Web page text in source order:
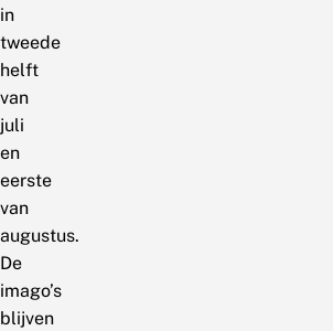
in
tweede
helft
van
juli
en
eerste
van
augustus.
De
imago’s
blijven